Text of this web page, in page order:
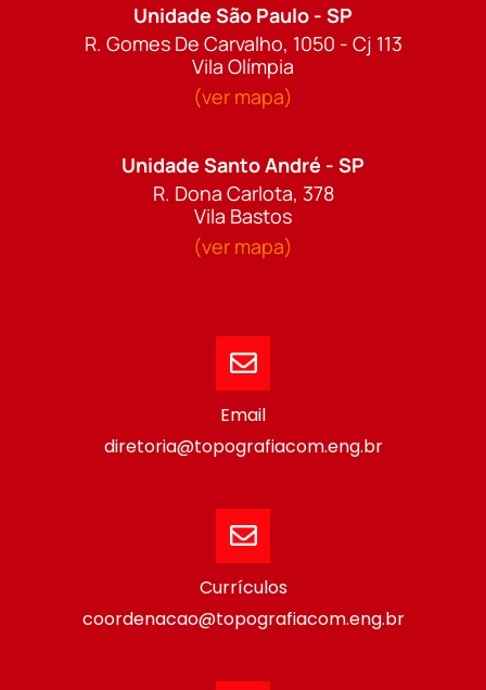
Unidade São Paulo - SP
R. Gomes De Carvalho, 1050 - Cj 113
Vila Olímpia
(ver mapa)
Unidade Santo André - SP
R. Dona Carlota, 378
Vila Bastos
(ver mapa)
Email
diretoria@topografiacom.eng.br
Currículos
coordenacao@topografiacom.eng.br